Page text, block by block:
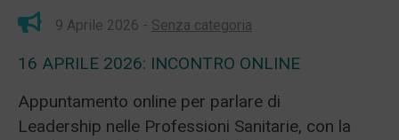
9 Aprile 2026 - Senza categoria
16 APRILE 2026: INCONTRO ONLINE
Appuntamento online per parlare di
Leadership nelle Professioni Sanitarie, con la